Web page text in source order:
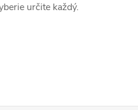
určite každý.